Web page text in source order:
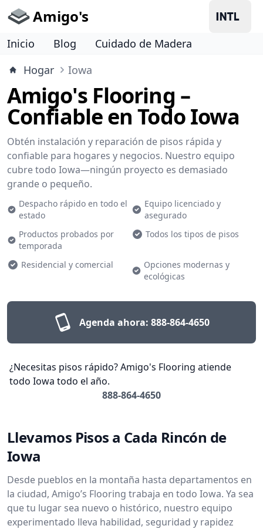
Amigo's
Inicio Blog
Cuidado de Madera
Hogar
Iowa
Amigo's Flooring –
Confiable en Todo Iowa
Obtén instalación y reparación de pisos rápida y
confiable para hogares y negocios. Nuestro equipo
cubre todo Iowa—ningún proyecto es demasiado
grande o pequeño.
Despacho rápido en todo el
estado
Equipo licenciado y
asegurado
Productos probados por
temporada
Todos los tipos de pisos
Residencial y comercial
Opciones modernas y
ecológicas
Agenda ahora: 888-864-4650
¿Necesitas pisos rápido? Amigo's Flooring atiende
todo Iowa todo el año.
888-864-4650
Llevamos Pisos a Cada Rincón de
Iowa
Desde pueblos en la montaña hasta departamentos en
la ciudad, Amigo’s Flooring trabaja en todo Iowa. Ya sea
que tu lugar sea nuevo o histórico, nuestro equipo
experimentado lleva habilidad, seguridad y rapidez